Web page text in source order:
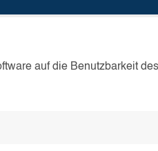
auf die Benutzbarkeit